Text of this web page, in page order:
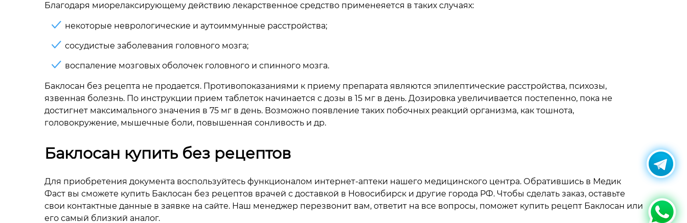
Благодаря миорелаксирующему действию лекарственное средство применеяется в таких случаях:
некоторые неврологические и аутоиммунные расстройства;
сосудистые заболевания головного мозга;
воспаление мозговых оболочек головного и спинного мозга.
Баклосан без рецепта не продается. Противопоказаниями к приему препарата являются эпилептические расстройства, психозы,
язвенная болезнь. По инструкции прием таблеток начинается с дозы в 15 мг в день. Дозировка увеличивается постепенно, пока не
достигнет максимального значения в 75 мг в день. Возможно появление таких побочных реакций организма, как тошнота,
головокружение, мышечные боли, повышенная сонливость и др.
Баклосан купить без рецептов
Для приобретения документа воспользуйтесь функционалом интернет-аптеки нашего медицинского центра. Обратившись в Медик
Фаст вы сможете купить Баклосан без рецептов врачей с доставкой в Новосибирск и другие города РФ. Чтобы сделать заказ, оставьте
свои контактные данные в заявке на сайте. Наш менеджер перезвонит вам, ответит на все вопросы, поможет купить рецепт Баклосан или
его самый близкий аналог.